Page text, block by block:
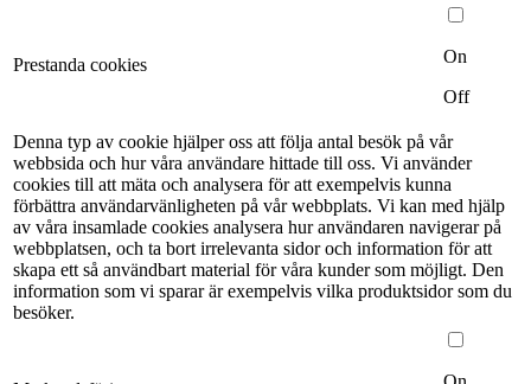
Prestanda cookies
On
Off
Denna typ av cookie hjälper oss att följa antal besök på vår
webbsida och hur våra användare hittade till oss. Vi använder
cookies till att mäta och analysera för att exempelvis kunna
förbättra användarvänligheten på vår webbplats. Vi kan med hjälp
av våra insamlade cookies analysera hur användaren navigerar på
webbplatsen, och ta bort irrelevanta sidor och information för att
skapa ett så användbart material för våra kunder som möjligt. Den
information som vi sparar är exempelvis vilka produktsidor som du
besöker.